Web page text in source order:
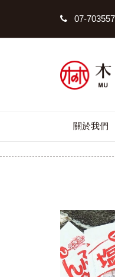
07-
關於我們
鹽昆布